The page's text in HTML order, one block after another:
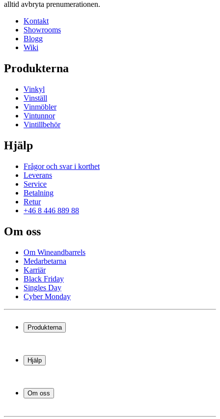
alltid avbryta prenumerationen.
Kontakt
Showrooms
Blogg
Wiki
Produkterna
Vinkyl
Vinställ
Vinmöbler
Vintunnor
Vintillbehör
Hjälp
Frågor och svar i korthet
Leverans
Service
Betalning
Retur
+46 8 446 889 88
Om oss
Om Wineandbarrels
Medarbetarna
Karriär
Black Friday
Singles Day
Cyber Monday
Produkterna
Vinställ
Vinmöbler
Hjälp
Leverans
Service
Retur
Om oss